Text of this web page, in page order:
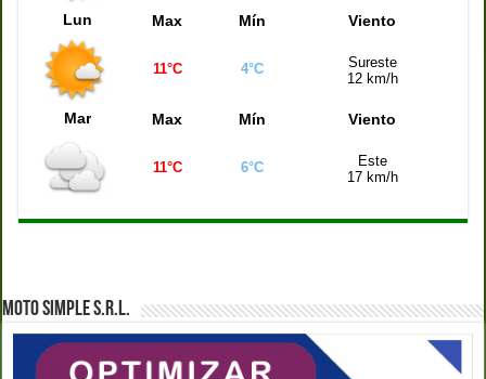
Lun Max Mín Viento
11°C 4°C
Sureste
12 km/h
Mar Max Mín Viento
11°C 6°C
Este
17 km/h
MOTO SIMPLE S.R.L.